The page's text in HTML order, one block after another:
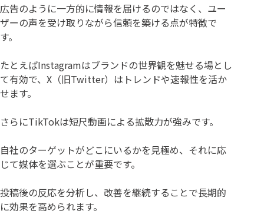
広告のように一方的に情報を届けるのではなく、ユー
ザーの声を受け取りながら信頼を築ける点が特徴で
す。
たとえばInstagramはブランドの世界観を魅せる場とし
て有効で、X（旧Twitter）はトレンドや速報性を活か
せます。
さらにTikTokは短尺動画による拡散力が強みです。
自社のターゲットがどこにいるかを見極め、それに応
じて媒体を選ぶことが重要です。
投稿後の反応を分析し、改善を継続することで長期的
に効果を高められます。